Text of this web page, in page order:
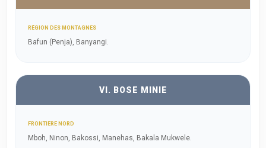
RÉGION DES MONTAGNES
Bafun (Penja), Banyangi.
VI. BOSE MINIE
FRONTIÈRE NORD
Mboh, Ninon, Bakossi, Manehas, Bakala Mukwele.